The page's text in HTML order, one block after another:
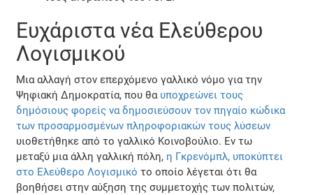
Ευχάριστα νέα Ελεύθερου
Λογισμικού
Μια αλλαγή στον επερχόμενο γαλλικό νόμο για την
Ψηφιακή Δημοκρατία, που θα υποχρεώνει τους
δημόσιους φορείς να δημοσιεύσουν τον πηγαίο κώδικα
των προσαρμοσμένων πληροφοριακών τους λύσεων
υιοθετήθηκε από το γαλλικό Κοινοβούλιο. Εν τω
μεταξύ μια άλλη γαλλική πόλη, η Γκρενόμπλ, υποκύπτει
στο Ελεύθερο Λογισμικό το οποίο λέγεται ότι θα
βοηθήσει στην αύξηση της συμμετοχής των πολιτών,